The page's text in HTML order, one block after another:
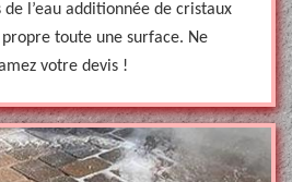
l’eau additionnée de cristaux
toute une surface. Ne
votre devis !